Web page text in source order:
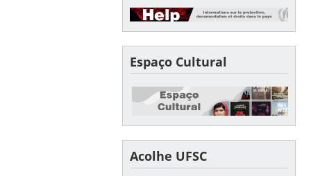
Espaço Cultural
Acolhe UFSC